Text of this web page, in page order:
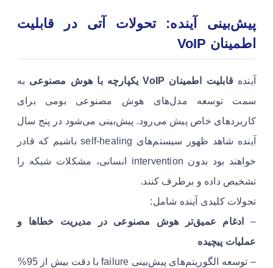
پیش‌بینی آینده: تحولات آتی در قابلیت
اطمینان VoIP
آیندهقابلیت اطمینان VoIP یکپارچه با هوش مصنوعی
به
سمت توسعه مدل‌های هوش مصنوعی بومی برای
کاربردهای خاص پیش می‌رود. پیش‌بینی می‌شود در پنج سال
آینده شاهد ظهور سیستم‌های self-healing باشیم که قادر
خواهند بود بدون intervention انسانی، مشکلات شبکه را
تشخیص داده و برطرف کنند.
تحولات کلیدی آینده شامل:
–
ادغام عمیق‌تر هوش مصنوعی در مدیریت خطاها و
عملیات پیچیده
– توسعه الگوریتم‌های پیش‌بینی failure با دقت بیش از 95%